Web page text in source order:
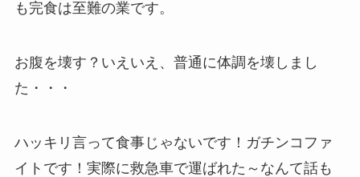
も完食は至難の業です。
お腹を壊す？いえいえ、普通に体調を壊しまし
た・・・
ハッキリ言って食事じゃないです！ガチンコファ
イトです！実際に救急車で運ばれた～なんて話も